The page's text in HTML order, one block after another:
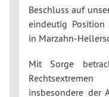
Beschluss auf
eindeutig Position
in Marzahn-
Mit Sorge
insbesondere der